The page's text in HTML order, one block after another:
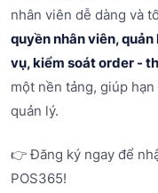
nhân viên dễ dàng và
quyền nhân viên,
vụ, kiểm soát order -
một nền tảng, giúp
quản lý.
👉 Đăng ký ngay để
POS365!